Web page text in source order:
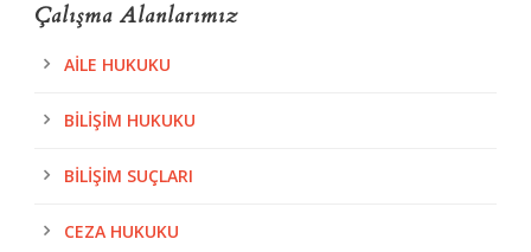
Çalışma Alanlarımız
AILE HUKUKU
BILIŞIM HUKUKU
BILIŞIM SUÇLARI
CEZA HUKUKU